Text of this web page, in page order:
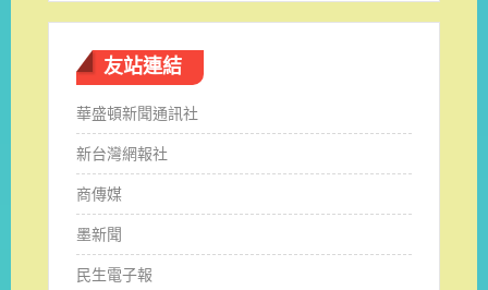
友站連結
華盛頓新聞通訊社
新台灣網報社
商傳媒
墨新聞
民生電子報